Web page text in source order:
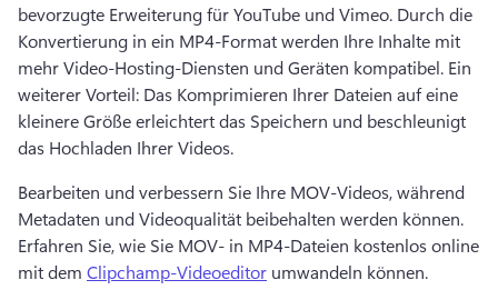
bevorzugte Erweiterung für YouTube und Vimeo. Durch die
Konvertierung in ein MP4-Format werden Ihre Inhalte mit
mehr Video-Hosting-Diensten und Geräten kompatibel. Ein
weiterer Vorteil: Das Komprimieren Ihrer Dateien auf eine
kleinere Größe erleichtert das Speichern und beschleunigt
das Hochladen Ihrer Videos.
Bearbeiten und verbessern Sie Ihre MOV-Videos, während
Erfahren Sie, wie Sie MOV- in MP4-Dateien kostenlos online
mit dem Clipchamp-Videoeditor umwandeln können.